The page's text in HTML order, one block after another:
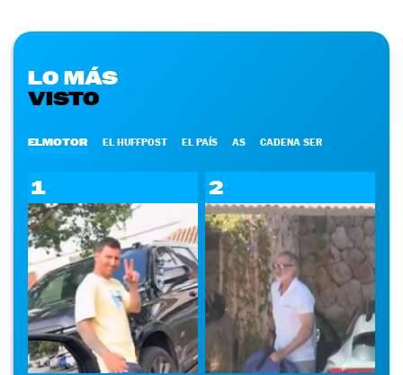
LO MÁS
VISTO
ELMOTOR EL HUFFPOST EL PAÍS AS CADENA SER
1 2